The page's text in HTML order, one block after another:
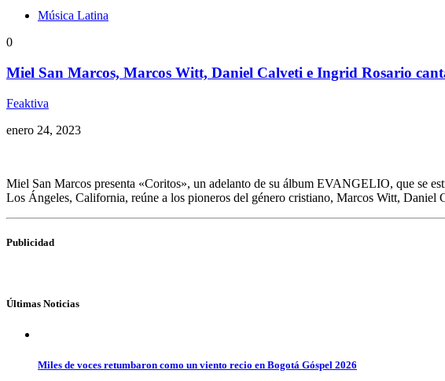
Música Latina
0
Miel San Marcos, Marcos Witt, Daniel Calveti e Ingrid Rosario
Feaktiva
enero 24, 2023
Miel San Marcos presenta «Coritos», un adelanto de su álbum EVANGELIO, que se
Los Ángeles, California, reúne a los pioneros del género cristiano, Marcos Witt,
Publicidad
Últimas Noticias
Miles de voces retumbaron como un viento recio en Bogotá Góspel 2026